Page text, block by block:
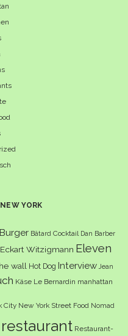
YORK
Burger Bâtard Cocktail Dan Barber
Eckart Witzigmann Eleven
wall Hot Dog Interview Jean
Käse Le Bernardin manhattan
City New York Street Food Nomad
restaurant Restaurant-